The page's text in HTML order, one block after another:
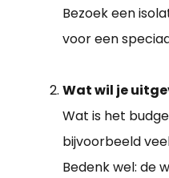
Bezoek een
voor een
Wat wil je
Wat is het
bijvoorbeeld
Bedenk wel: de